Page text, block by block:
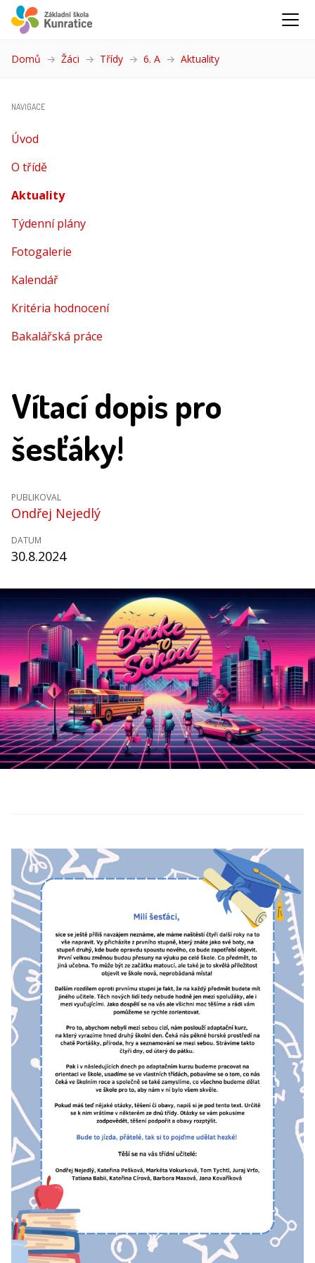
Domů Žáci Třídy 6. A Aktuality
NAVIGACE
Úvod
O třídě
Aktuality(aktuální)
Týdenní plány
Fotogalerie
Kalendář
Kritéria hodnocení
Bakalářská práce
Vítací dopis pro
šesťáky!
PUBLIKOVAL
Ondřej Nejedlý
DATUM
30.8.2024